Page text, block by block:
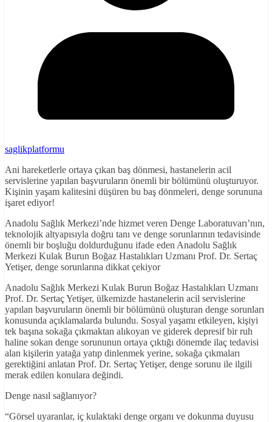
saglikplatformu
Ani hareketlerle ortaya çıkan baş dönmesi, hastanelerin acil
servislerine yapılan başvuruların önemli bir bölümünü oluşturuyor.
Kişinin yaşam kalitesini düşüren bu baş dönmeleri, denge sorununa
işaret ediyor!
Anadolu Sağlık Merkezi’nde hizmet veren Denge Laboratuvarı’nın,
teknolojik altyapısıyla doğru tanı ve denge sorunlarının tedavisinde
önemli bir boşluğu doldurduğunu ifade eden Anadolu Sağlık
Merkezi Kulak Burun Boğaz Hastalıkları Uzmanı Prof. Dr. Sertaç
Yetişer, denge sorunlarına dikkat çekiyor
Anadolu Sağlık Merkezi Kulak Burun Boğaz Hastalıkları Uzmanı
Prof. Dr. Sertaç Yetişer, ülkemizde hastanelerin acil servislerine
yapılan başvuruların önemli bir bölümünü oluşturan denge sorunları
konusunda açıklamalarda bulundu. Sosyal yaşamı etkileyen, kişiyi
tek başına sokağa çıkmaktan alıkoyan ve giderek depresif bir ruh
haline sokan denge sorununun ortaya çıktığı dönemde ilaç tedavisi
alan kişilerin yatağa yatıp dinlenmek yerine, sokağa çıkmaları
gerektiğini anlatan Prof. Dr. Sertaç Yetişer, denge sorunu ile ilgili
merak edilen konulara değindi.
Denge nasıl sağlanıyor?
“Görsel uyaranlar, iç kulaktaki denge organı ve dokunma duyusu